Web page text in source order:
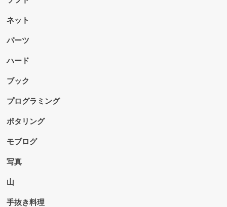
ネット
パーツ
ハード
ブック
プログラミング
ポタリング
モブログ
写真
山
手抜き料理